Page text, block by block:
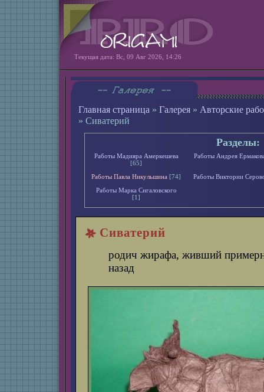
Текущая дата: Вс, 09 Авг 2026, 14:26
Главная страница » Галерея » Авторские
» Сиватерий
Разделы:
Работы Мадияра Амеркешева
[65]
Работы Андрея
Работы Павла Никульшина [74]
Работы Виктории
Работы Марка Сигаловского
[1]
Сиватерий
родич жирафа, живший
назад